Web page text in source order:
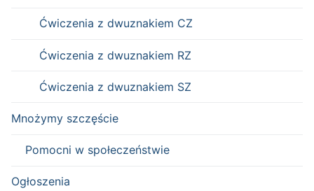
Ćwiczenia z dwuznakiem CZ
Ćwiczenia z dwuznakiem RZ
Ćwiczenia z dwuznakiem SZ
Mnożymy szczęście
Pomocni w społeczeństwie
Ogłoszenia